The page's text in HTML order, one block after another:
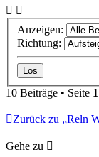
Anzeigen:
Richtung:
10 Beiträge • Seite 1
Zurück zu „Reln
Gehe zu